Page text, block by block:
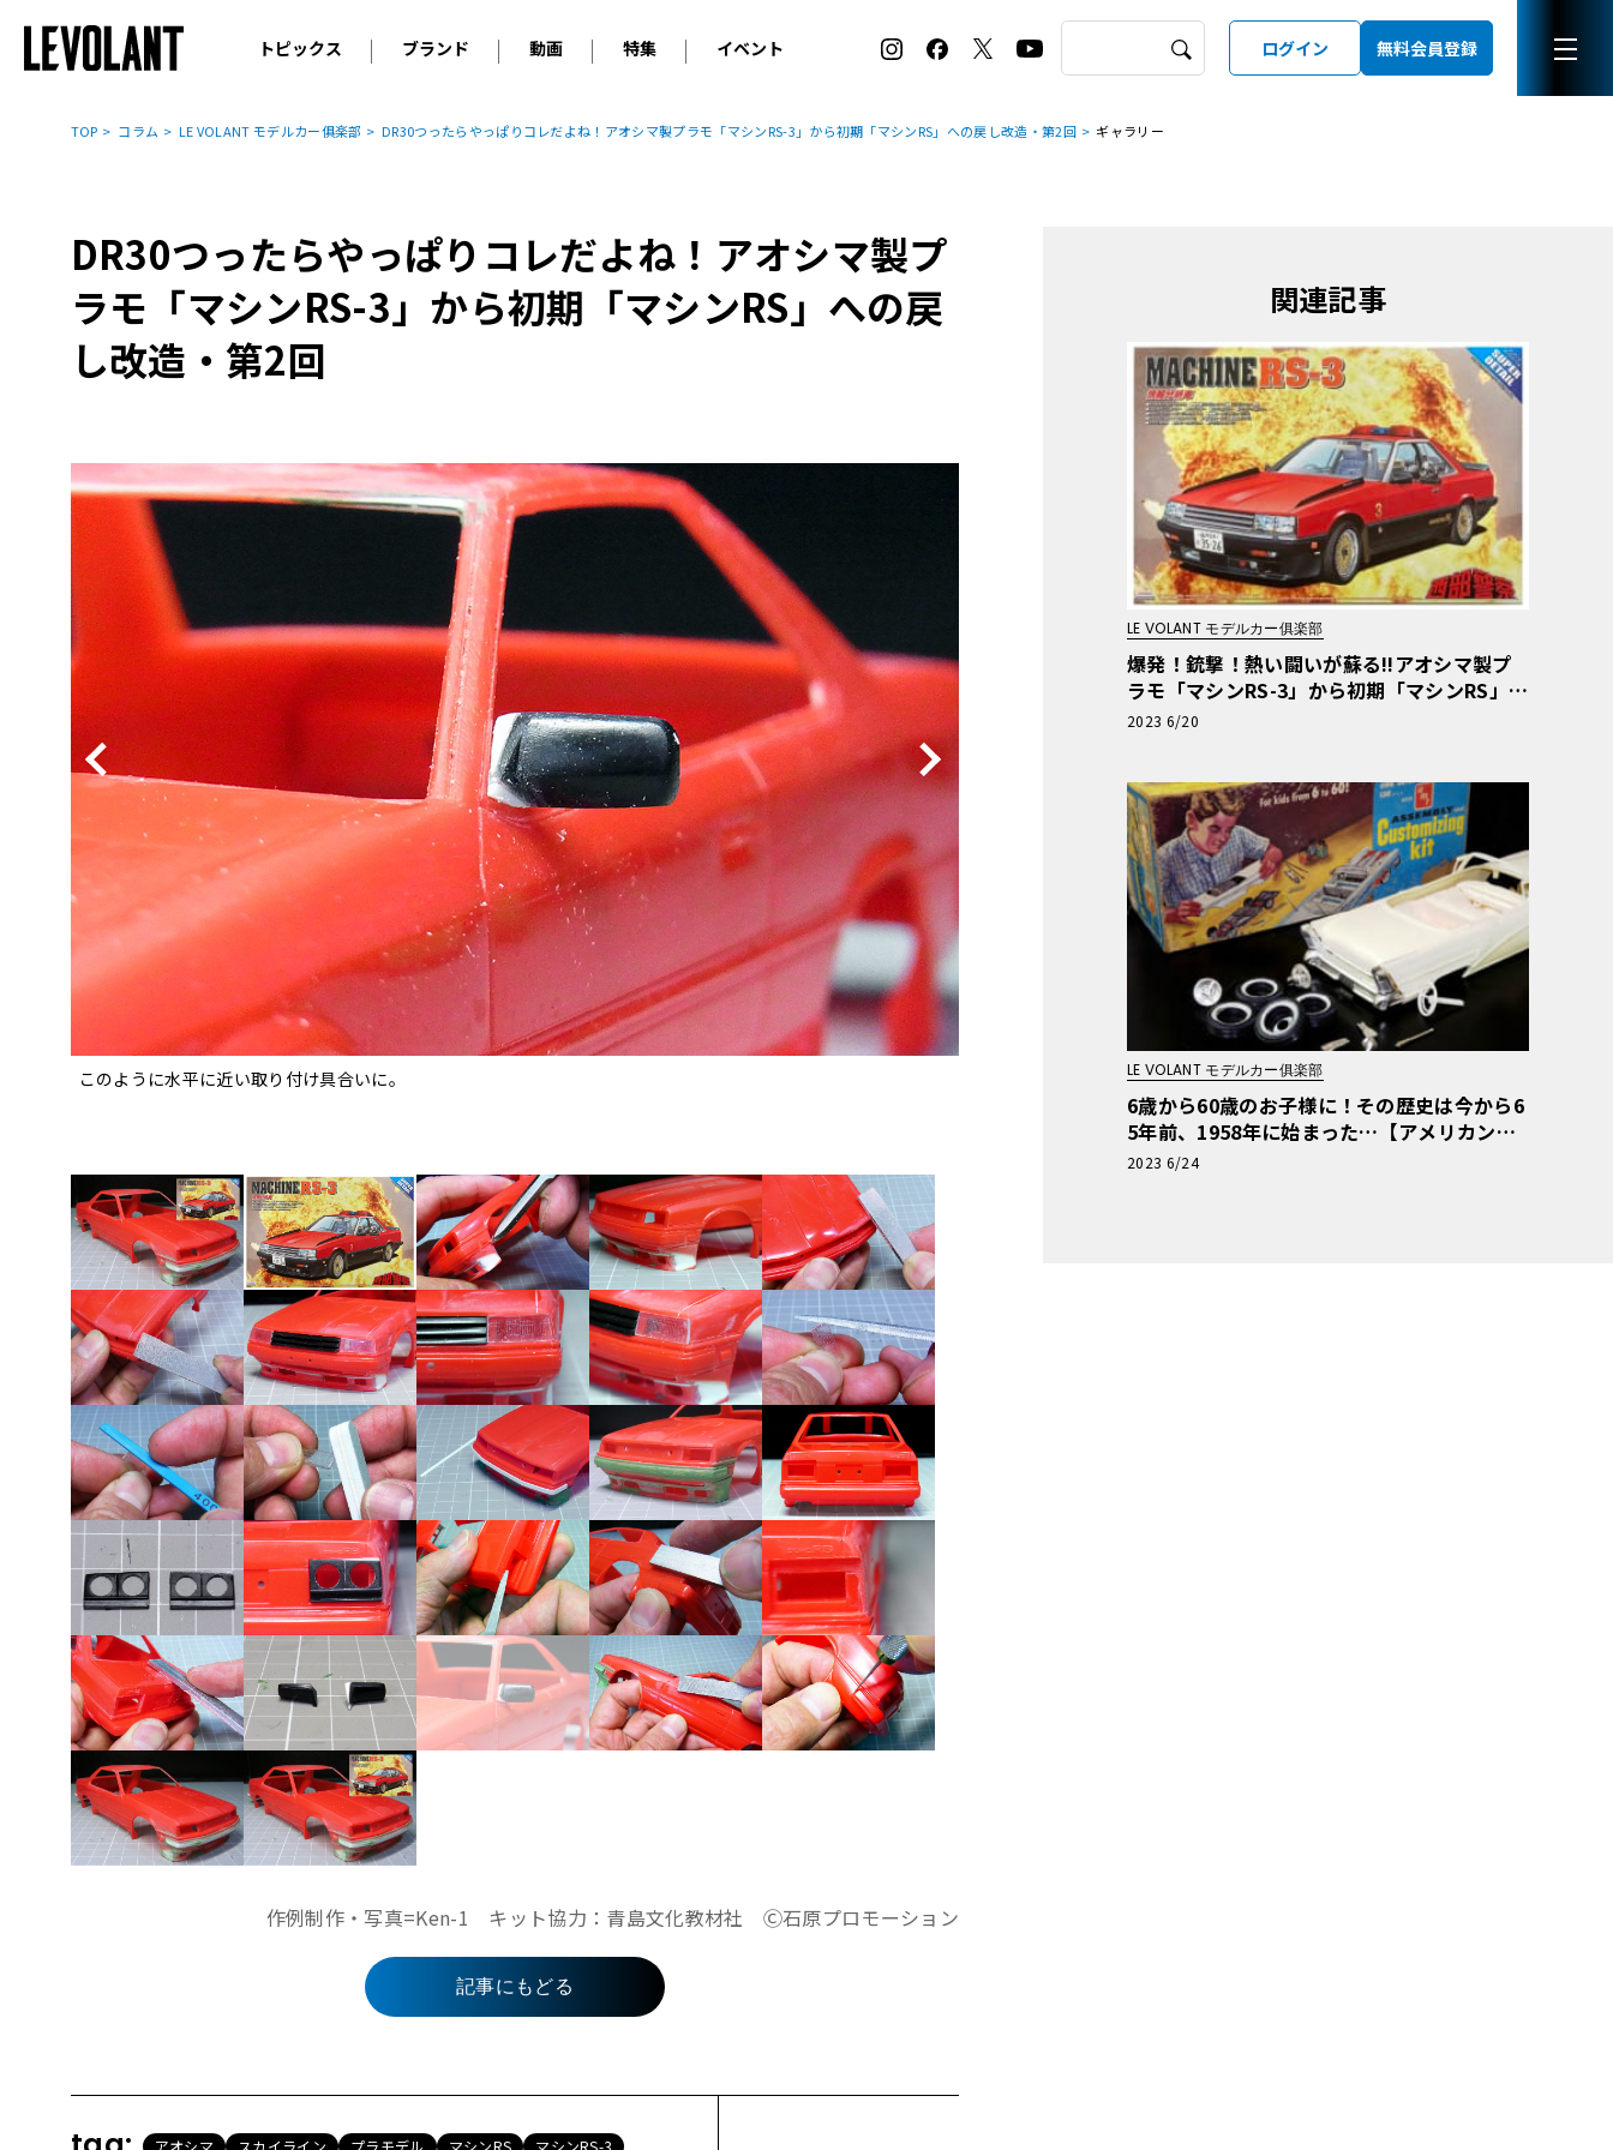
トピックス
ニュース
コラム
ブランド
輸入車 アウディ BMW
アルピナ
プジョー
ルノー
アバルト
アルファ・ロメオ
フィアット
ランボルギーニ
マセラティ
アストン・マーティン
ボルボ
キャデラック
ジープ
テスラ
BYD
その他
国産車 レクサス トヨタ
日産
ホンダ
スバル
三菱
ダイハツ
スズキ
光岡
その他
動画
オリジナル動画
特集
2026 サマータイヤ＆ホイール バイヤーズガイド
ホイールカタログ
タイヤ特集
イベント
ル・ボラン カーズ・ミート2026横浜
EV:LIFE KOBE 2025
ル・ボラン カーズ・ミート2025横浜
ログイン 無料会員登録
TOP コラム LE VOLANT モデルカー俱楽部 DR30つったらやっぱりコレだよね！アオシマ製プラモ「マシンRS-3」から初期「マシンRS」への戻し改造・第2回 ギャラリー
DR30つったらやっぱりコレだよね！アオシマ製プ
ラモ「マシンRS-3」から初期「マシンRS」への戻
し改造・第2回
このように水平に近い取り付け具合いに。
作例制作・写真=Ken-1 キット協力：青島文化教材社 Ⓒ石原プロモーション
記事にもどる
アオシマ スカイライン プラモデル マシンRS マシンRS-3
関連記事
LE VOLANT モデルカー俱楽部
爆発！銃撃！熱い闘いが蘇る!!アオシマ製プ
ラモ「マシンRS-3」から初期「マシンRS」へ
の戻し改造・第1回
2023 6/20
LE VOLANT モデルカー俱楽部
6歳から60歳のお子様に！その歴史は今から6
5年前、1958年に始まった…【アメリカンカ
ープラモ・クロニクル】第6回
2023 6/24